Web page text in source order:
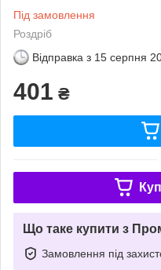
Під замовлення
Роздріб
Відправка з 15 серпня
401 ₴
Що таке купити з
Замовлення під